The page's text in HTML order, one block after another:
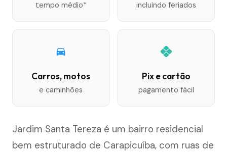
tempo médio* incluindo feriados
Carros, motos
e caminhões
Pix e cartão
pagamento fácil
Jardim Santa Tereza é um bairro residencial
bem estruturado de Carapicuíba, com ruas de